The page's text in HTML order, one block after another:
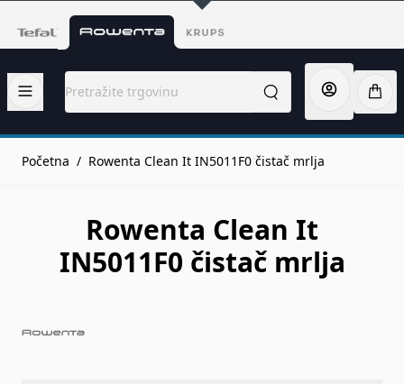
Preskoči na sadržaj
Pretražite
Početna / Rowenta Clean It IN5011F0 čistač mrlja
Rowenta Clean It
IN5011F0 čistač mrlja